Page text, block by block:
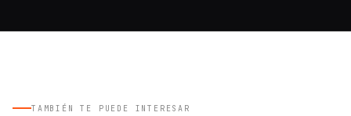
TAMBIÉN TE PUEDE INTERESAR